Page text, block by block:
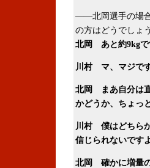
――北岡選手の場合
の方はどうでしょ
北岡 あと約9kg
川村 マ、マジで
北岡 まあ自分は
かどうか、ちょっ
川村 僕はどちら
信じられないです
北岡 確かに増量